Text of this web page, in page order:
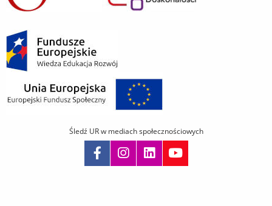
Śledź UR w mediach społecznościowych